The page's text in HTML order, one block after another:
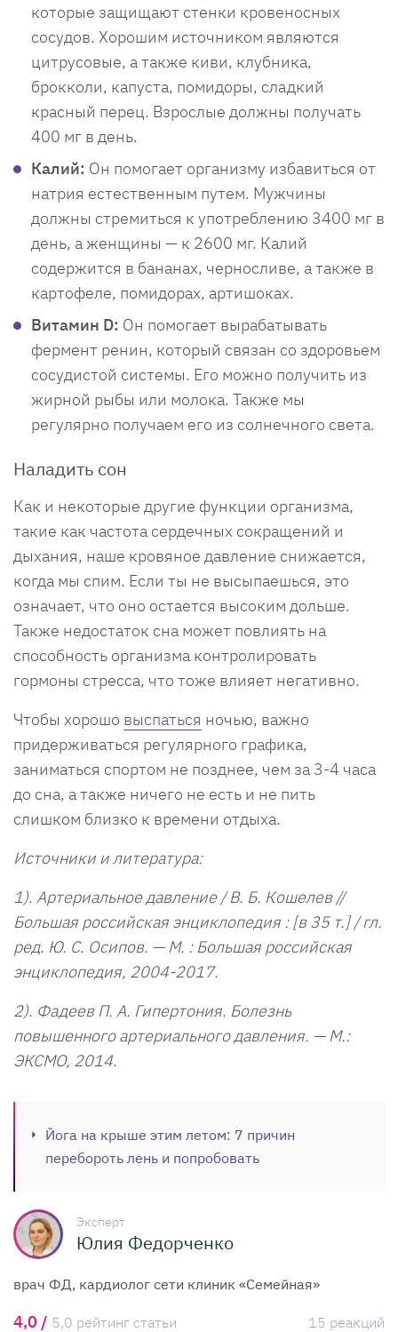
которые защищают стенки кровеносных
сосудов. Хорошим источником являются
цитрусовые, а также киви, клубника,
брокколи, капуста, помидоры, сладкий
красный перец. Взрослые должны получать
400 мг в день.
Калий: Он помогает организму избавиться от
натрия естественным путем. Мужчины
должны стремиться к употреблению 3400 мг в
день, а женщины — к 2600 мг. Калий
содержится в бананах, черносливе, а также в
картофеле, помидорах, артишоках.
Витамин D: Он помогает вырабатывать
фермент ренин, который связан со здоровьем
сосудистой системы. Его можно получить из
жирной рыбы или молока. Также мы
регулярно получаем его из солнечного света.
Наладить сон
Как и некоторые другие функции организма,
такие как частота сердечных сокращений и
дыхания, наше кровяное давление снижается,
когда мы спим. Если ты не высыпаешься, это
означает, что оно остается высоким дольше.
Также недостаток сна может повлиять на
способность организма контролировать
гормоны стресса, что тоже влияет негативно.
Чтобы хорошо выспаться ночью, важно
придерживаться регулярного графика,
заниматься спортом не позднее, чем за 3-4 часа
до сна, а также ничего не есть и не пить
слишком близко к времени отдыха.
Источники и литература:
1). Артериальное давление / В. Б. Кошелев //
Большая российская энциклопедия : [в 35 т.] / гл.
ред. Ю. С. Осипов. — М. : Большая российская
энциклопедия, 2004-2017.
2). Фадеев П. А. Гипертония. Болезнь
повышенного артериального давления. — М.:
ЭКСМО, 2014.
Йога на крыше этим летом: 7 причин
перебороть лень и попробовать
Эксперт
Юлия Федорченко
врач ФД, кардиолог сети клиник «Семейная»
4,0 / 5,0 рейтинг статьи 15 реакций